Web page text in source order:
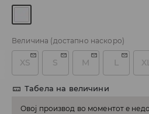
Величина (достапно наскоро)
XS S M L
Табела на величини
Овој производ во моментот е